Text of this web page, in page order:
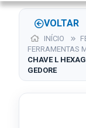
VOLTAR
INÍCIO
FERRAMENTAS
CHAVE L
GEDORE